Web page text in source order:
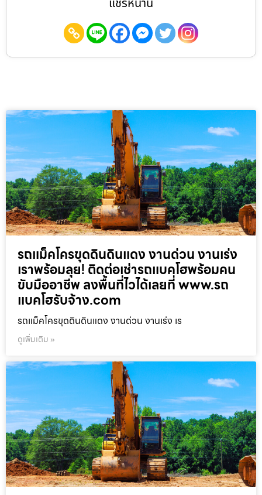
แชร์หน้านี้
รถแม็คโครขุดดินดินแดง งานด่วน งานเร่ง
เราพร้อมลุย! ติดต่อเช่ารถแบคโฮพร้อมคน
ขับมืออาชีพ ลงพื้นที่ไวได้เลยที่ www.รถ
แบคโฮรับจ้าง.com
รถแม็คโครขุดดินดินแดง งานด่วน งานเร่ง เร
ดูเพิ่มเติม »